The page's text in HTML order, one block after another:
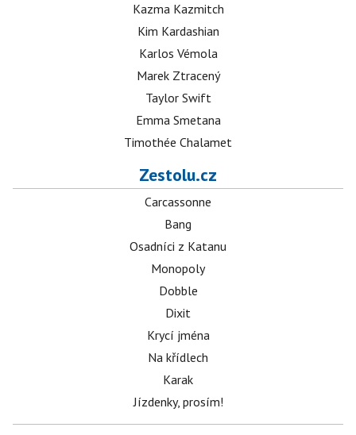
Kazma Kazmitch
Kim Kardashian
Karlos Vémola
Marek Ztracený
Taylor Swift
Emma Smetana
Timothée Chalamet
Zestolu.cz
Carcassonne
Bang
Osadníci z Katanu
Monopoly
Dobble
Dixit
Krycí jména
Na křídlech
Karak
Jízdenky, prosím!